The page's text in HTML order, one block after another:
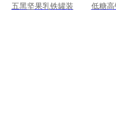
五黑坚果乳铁罐装
低糖